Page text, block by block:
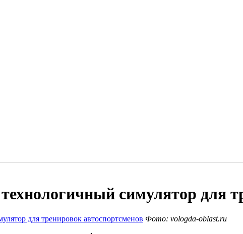
симулятор для
Фото: vologda-oblast.ru